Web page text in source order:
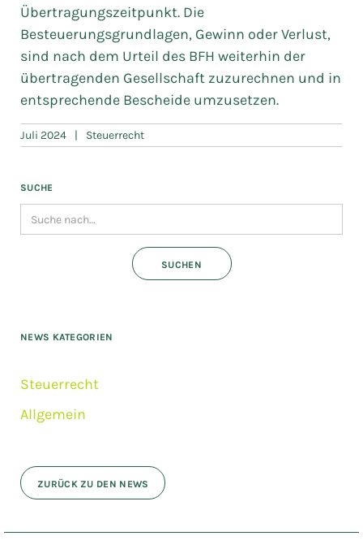
Übertragungszeitpunkt. Die
Besteuerungsgrundlagen, Gewinn oder Verlust,
sind nach dem Urteil des BFH weiterhin der
übertragenden Gesellschaft zuzurechnen und in
entsprechende Bescheide umzusetzen.
Juli 2024 | Steuerrecht
SUCHE
NEWS KATEGORIEN
Steuerrecht
Allgemein
ZURÜCK ZU DEN NEWS